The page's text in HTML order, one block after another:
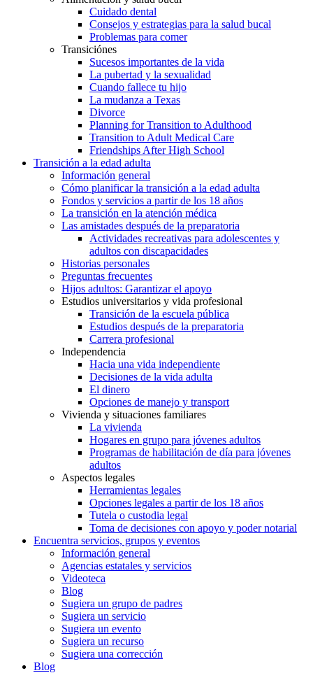
Cuidado dental
Consejos y estrategias para la salud bucal
Problemas para comer
Transiciónes
Sucesos importantes de la vida
La pubertad y la sexualidad
Cuando fallece tu hijo
La mudanza a Texas
Divorce
Planning for Transition to Adulthood
Transition to Adult Medical Care
Friendships After High School
Transición a la edad adulta
Información general
Cómo planificar la transición a la edad adulta
Fondos y servicios a partir de los 18 años
La transición en la atención médica
Las amistades después de la preparatoria
Actividades recreativas para adolescentes y
adultos con discapacidades
Historias personales
Preguntas frecuentes
Hijos adultos: Garantizar el apoyo
Estudios universitarios y vida profesional
Transición de la escuela pública
Estudios después de la preparatoria
Carrera profesional
Independencia
Hacia una vida independiente
Decisiones de la vida adulta
El dinero
Opciones de manejo y transport
Vivienda y situaciones familiares
La vivienda
Hogares en grupo para jóvenes adultos
Programas de habilitación de día para jóvenes
adultos
Aspectos legales
Herramientas legales
Opciones legales a partir de los 18 años
Tutela o custodia legal
Toma de decisiones con apoyo y poder notarial
Encuentra servicios, grupos y eventos
Información general
Agencias estatales y servicios
Videoteca
Blog
Sugiera un grupo de padres
Sugiera un servicio
Sugiera un evento
Sugiera un recurso
Sugiera una corrección
Blog